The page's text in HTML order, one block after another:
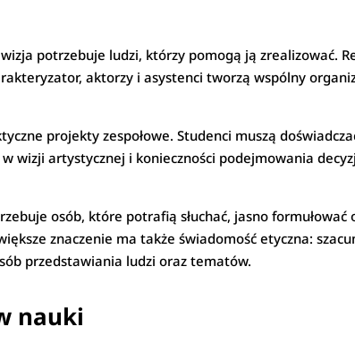
potrzebuje ludzi, którzy pomogą ją zrealizować.
aktorzy i asystenci tworzą wspólny
projekty zespołowe. Studenci muszą
wizji artystycznej i konieczności podejmowania
osób, które potrafią słuchać, jasno
znaczenie ma także świadomość etyczna:
przedstawiania ludzi oraz tematów.
nauki